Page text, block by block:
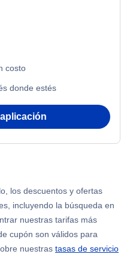
York
Kong
costo
donde estés
los descuentos y ofertas
incluyendo la búsqueda en
nuestras tarifas más
cupón son válidos para
nuestras tasas de servicio